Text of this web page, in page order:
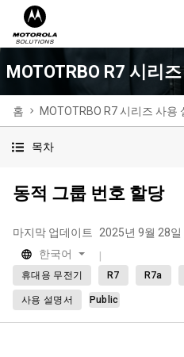
MOTOTRBO R7 시리
홈 MOTOTRBO R7 시리즈 사용
목차
동적 그룹 번호 할당
마지막 업데이트 2025년 9월 28일
한국어
휴대용 무전기 R7 R7a
사용 설명서 Public